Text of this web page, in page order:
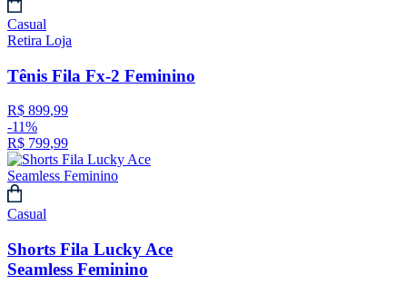
Casual
Retira Loja
Tênis Fila Fx-2 Feminino
R$ 899,99
-11%
R$ 799,99
Casual
Shorts Fila Lucky Ace
Seamless Feminino